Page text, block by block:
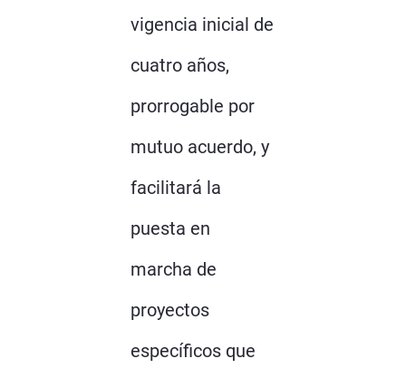
vigencia inicial de
cuatro años,
prorrogable por
mutuo acuerdo, y
facilitará la
puesta en
marcha de
proyectos
específicos que